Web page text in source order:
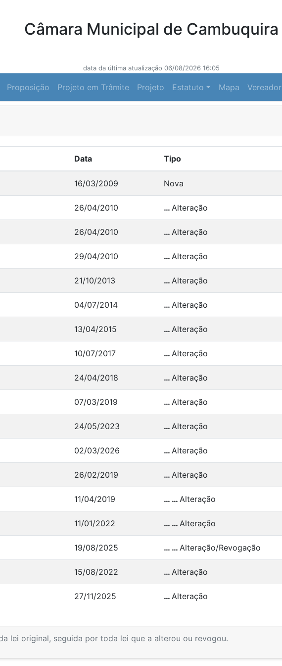
Câmara Municipal de Cambuquira
data da última atualização 06/08/2026 16:05
Proposição Projeto em Trâmite Projeto Estatuto Mapa Vereador
Data Tipo
16/03/2009 Nova
26/04/2010 … Alteração
26/04/2010 … Alteração
29/04/2010 … Alteração
21/10/2013 … Alteração
04/07/2014 … Alteração
13/04/2015 … Alteração
10/07/2017 … Alteração
24/04/2018 … Alteração
07/03/2019 … Alteração
24/05/2023 … Alteração
02/03/2026 … Alteração
26/02/2019 … Alteração
11/04/2019 … … Alteração
11/01/2022 … … Alteração
19/08/2025 … … Alteração/Revogação
15/08/2022 … Alteração
27/11/2025 … Alteração
lei original, seguida por toda lei que a alterou ou revogou.